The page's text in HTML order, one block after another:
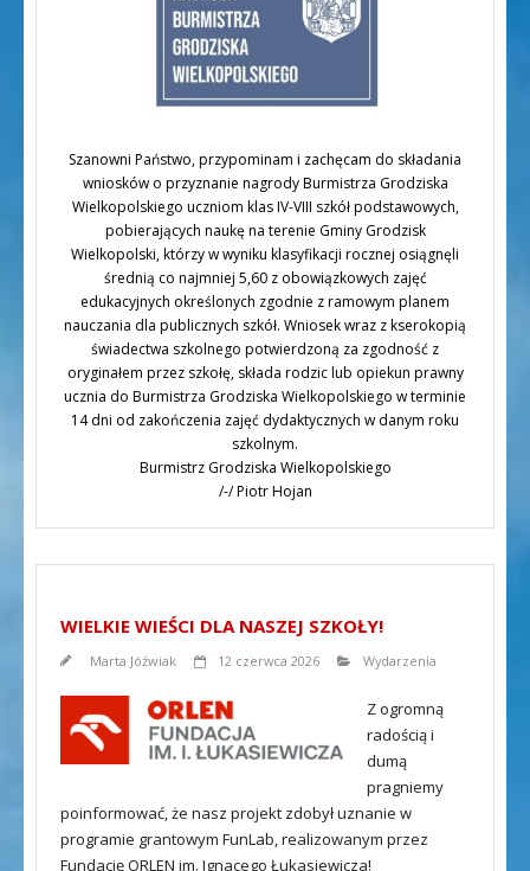
Szanowni Państwo, przypominam i zachęcam do składania
wniosków o przyznanie nagrody Burmistrza Grodziska
Wielkopolskiego uczniom klas IV-VIII szkół podstawowych,
pobierających naukę na terenie Gminy Grodzisk
Wielkopolski, którzy w wyniku klasyfikacji rocznej osiągnęli
średnią co najmniej 5,60 z obowiązkowych zajęć
edukacyjnych określonych zgodnie z ramowym planem
nauczania dla publicznych szkół. Wniosek wraz z kserokopią
świadectwa szkolnego potwierdzoną za zgodność z
oryginałem przez szkołę, składa rodzic lub opiekun prawny
ucznia do Burmistrza Grodziska Wielkopolskiego w terminie
14 dni od zakończenia zajęć dydaktycznych w danym roku
szkolnym.
Burmistrz Grodziska Wielkopolskiego
/-/ Piotr Hojan
WIELKIE WIEŚCI DLA NASZEJ SZKOŁY!
Marta Jóźwiak 12 czerwca 2026 Wydarzenia
Z ogromną
radością i
dumą
pragniemy
poinformować, że nasz projekt zdobył uznanie w
programie grantowym FunLab, realizowanym przez
Fundację ORLEN im. Ignacego Łukasiewicza!